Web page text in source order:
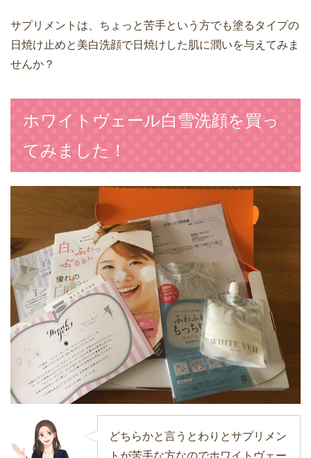
サプリメントは、ちょっと苦手という方でも塗るタイプの
日焼け止めと美白洗顔で日焼けした肌に潤いを与えてみま
せんか？
ホワイトヴェール白雪洗顔を買っ
てみました！
どちらかと言うとわりとサプリメン
トが苦手な方なのでホワイトヴェー